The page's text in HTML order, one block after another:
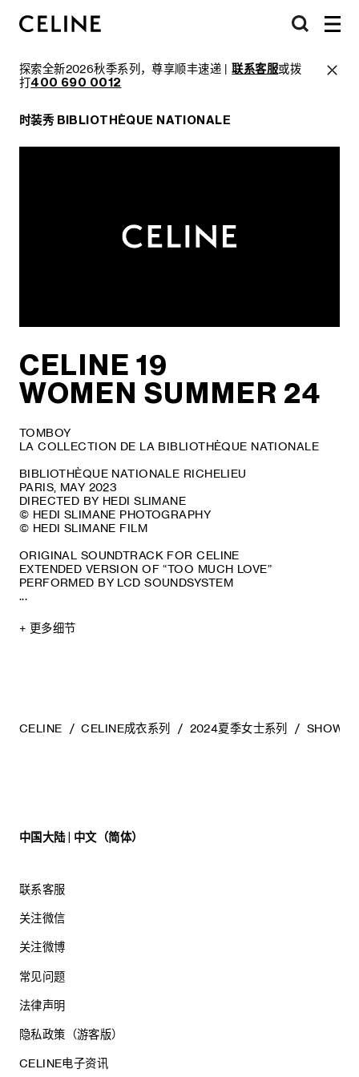
探索全新2026秋季系列，尊享顺丰速递 |联系客服或拨
打400 690 0012
时装秀 BIBLIOTHÈQUE NATIONALE
CELINE 19
WOMEN SUMMER 24
TOMBOY
LA COLLECTION DE LA BIBLIOTHÈQUE NATIONALE
BIBLIOTHÈQUE NATIONALE RICHELIEU
PARIS, MAY 2023
DIRECTED BY HEDI SLIMANE
© HEDI SLIMANE PHOTOGRAPHY
© HEDI SLIMANE FILM
ORIGINAL SOUNDTRACK FOR CELINE
EXTENDED VERSION OF “TOO MUCH LOVE”
PERFORMED BY LCD SOUNDSYSTEM
...
+ 更多细节
CELINE CELINE成衣系列 2024夏季女士系列 SHOW
中国大陆 | 中文（简体）
联系客服
关注微信
关注微博
常见问题
法律声明
隐私政策（游客版）
CELINE电子资讯